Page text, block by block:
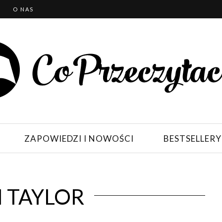
O NAS
ZAPOWIEDZI I NOWOŚCI BESTSELLERY